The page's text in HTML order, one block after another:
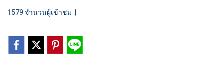
1579 จำนวนผู้เข้าชม